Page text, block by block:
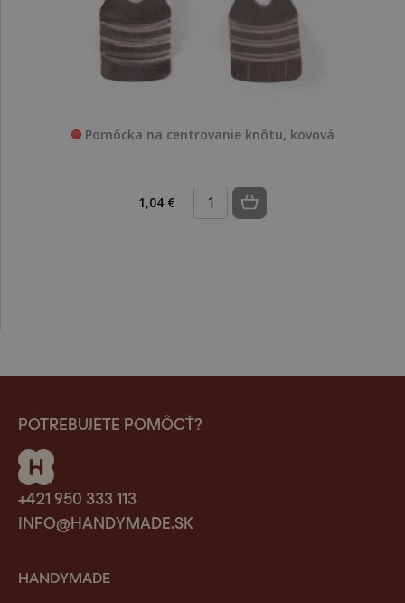
Pomôcka na centrovanie knôtu, kovová
1,04 €
POTREBUJETE POMÔCŤ?
+421 950 333 113
INFO@HANDYMADE.SK
HANDYMADE